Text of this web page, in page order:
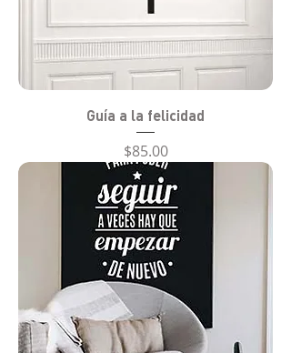
Guía a la felicidad
Precio
$85.00